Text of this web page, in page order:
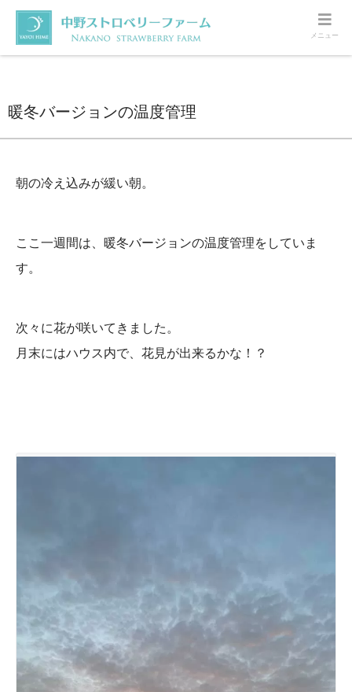
ホーム いちご 暖冬バージョンの温度管理
暖冬バージョンの温度管理
朝の冷え込みが緩い朝。
ここ一週間は、暖冬バージョンの温度管理をしていま
す。
次々に花が咲いてきました。
月末にはハウス内で、花見が出来るかな！？
メニュー